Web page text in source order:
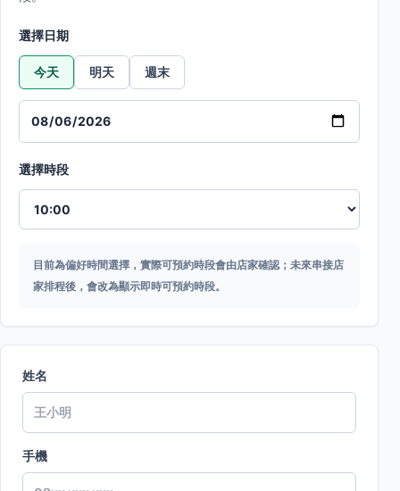
選擇日期
今天 明天 週末
選擇時段
目前為偏好時間選擇，實際可預約時段會由店家確認；未來串接店
家排程後，會改為顯示即時可預約時段。
姓名
手機